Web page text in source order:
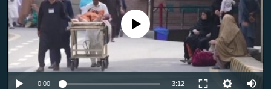
ورشئ
ځانګړې مرکې، شننې
انځور او ویډیو
اوونیزې خپرونې
۱۴ ساعته راډیويي خپرونې
هېڅ میډیايي سرچینه اوس نشته
0:00 3:12